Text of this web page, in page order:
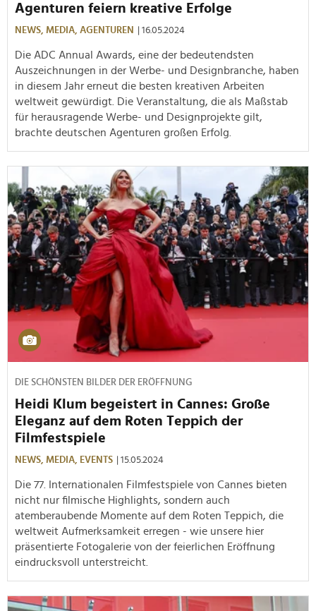
Agenturen feiern kreative Erfolge
NEWS, MEDIA, AGENTUREN | 16.05.2024
Die ADC Annual Awards, eine der bedeutendsten
Auszeichnungen in der Werbe- und Designbranche, haben
in diesem Jahr erneut die besten kreativen Arbeiten
weltweit gewürdigt. Die Veranstaltung, die als Maßstab
für herausragende Werbe- und Designprojekte gilt,
brachte deutschen Agenturen großen Erfolg.
DIE SCHÖNSTEN BILDER DER ERÖFFNUNG
Heidi Klum begeistert in Cannes: Große
Eleganz auf dem Roten Teppich der
Filmfestspiele
NEWS, MEDIA, EVENTS | 15.05.2024
Die 77. Internationalen Filmfestspiele von Cannes bieten
nicht nur filmische Highlights, sondern auch
atemberaubende Momente auf dem Roten Teppich, die
weltweit Aufmerksamkeit erregen - wie unsere hier
präsentierte Fotogalerie von der feierlichen Eröffnung
eindrucksvoll unterstreicht.